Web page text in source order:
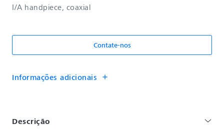
I/A handpiece, coaxial
Contate-nos
Informações adicionais add
Descrição